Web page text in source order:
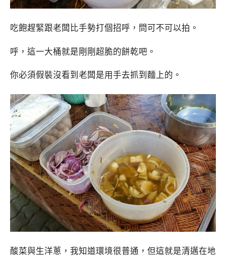
吃飽趕緊跟老闆比手勢打個招呼，問可不可以拍。
呼，這一大桶就是剛剛超脆的餅乾吧。
你必須假裝沒看到老闆是用手去抓到麵上的。
酸菜與生洋蔥，我知道環境很普通，但這就是清邁在地